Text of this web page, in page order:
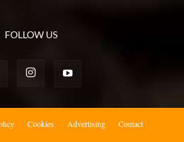
FOLLOW US
Cookies Advertising Contact